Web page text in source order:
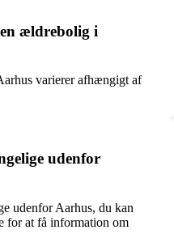
ældrebolig i
varierer afhængigt af
udenfor
udenfor Aarhus, du kan
for at få information om